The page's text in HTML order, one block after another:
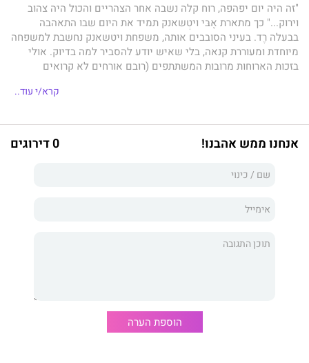
"זה היה יום יפהפה, רוח קלה נשבה אחר הצהריים והכול היה צהוב
וירוק..." כך מתארת אֶבּי ויטְשאנק תמיד את היום שבו התאהבה
בבעלה רֶד. בעיני הסובבים אותה, משפחת ויטשאנק נחשבת למשפחה
מיוחדת ומעוררת קנאה, בלי שאיש יודע להסביר למה בדיוק. אולי
בזכות הארוחות מרובות המשתתפים (רובם אורחים לא קרואים
של נכדים משתובבים ומבוגרים המניחים להם לעשות כרצונם,
מהתמונה. חייהם של אבּי, רד וארבעת ילדיהם הבוגרים כוללים לא רק
כמוסים שנשמרים בקפידה.
המאה הקודמת, ועד לנכדים הנושאים את מורשת משפחת ויטשאנק
הוא ספר בלתי-נשכח, גדוש תובנות, הומור
קרא/י עוד..
אנחנו ממש אהבנו! 0 דירוגים
הוספת הערה